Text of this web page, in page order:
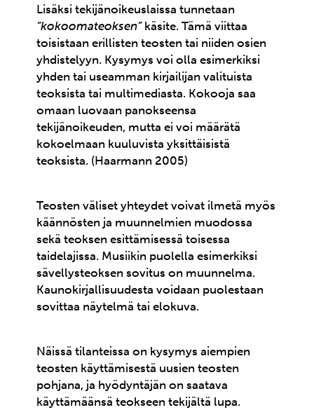
Lisäksi tekijänoikeuslaissa tunnetaan
”kokoomateoksen”käsite. Tämä viittaa
toisistaan erillisten teosten tai niiden osien
yhdistelyyn. Kysymys voi olla esimerkiksi
yhden tai useamman kirjailijan valituista
teoksista tai multimediasta. Kokooja saa
omaan luovaan panokseensa
tekijänoikeuden, mutta ei voi määrätä
kokoelmaan kuuluvista yksittäisistä
teoksista. (Haarmann 2005)
Teosten väliset yhteydet voivat ilmetä myös
käännösten ja muunnelmien muodossa
sekä teoksen esittämisessä toisessa
taidelajissa. Musiikin puolella esimerkiksi
sävellysteoksen sovitus on muunnelma.
Kaunokirjallisuudesta voidaan puolestaan
sovittaa näytelmä tai elokuva.
Näissä tilanteissa on kysymys aiempien
teosten käyttämisestä uusien teosten
pohjana, ja hyödyntäjän on saatava
käyttämäänsä teokseen tekijältä lupa.